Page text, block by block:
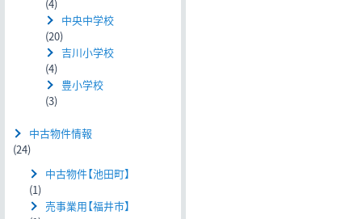
(4)
中央中学校
(20)
吉川小学校
(4)
豊小学校
(3)
中古物件情報
(24)
中古物件【池田町】
(1)
売事業用【福井市】